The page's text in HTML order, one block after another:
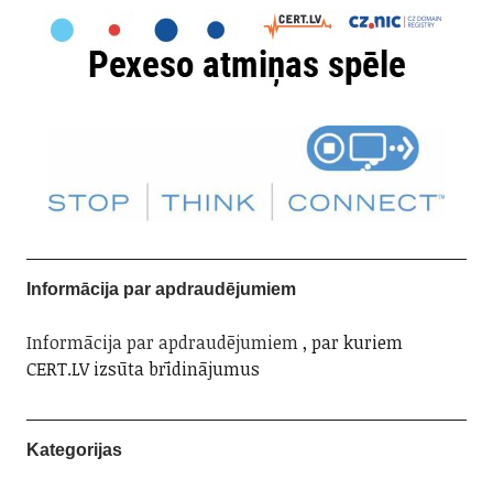
Informācija par apdraudējumiem
Informācija par apdraudējumiem, par kuriem
CERT.LV izsūta brīdinājumus
Kategorijas